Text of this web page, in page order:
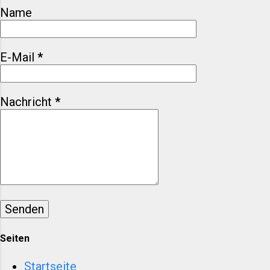
– für die Branche, für Marken, für
Menschen, die Mode nicht als
Valentino Garavani ist tot –
Eleganz als Haltung, nicht als
provozieren, sondern
Name
E-Mail *
Nachricht *
Seiten
Startseite